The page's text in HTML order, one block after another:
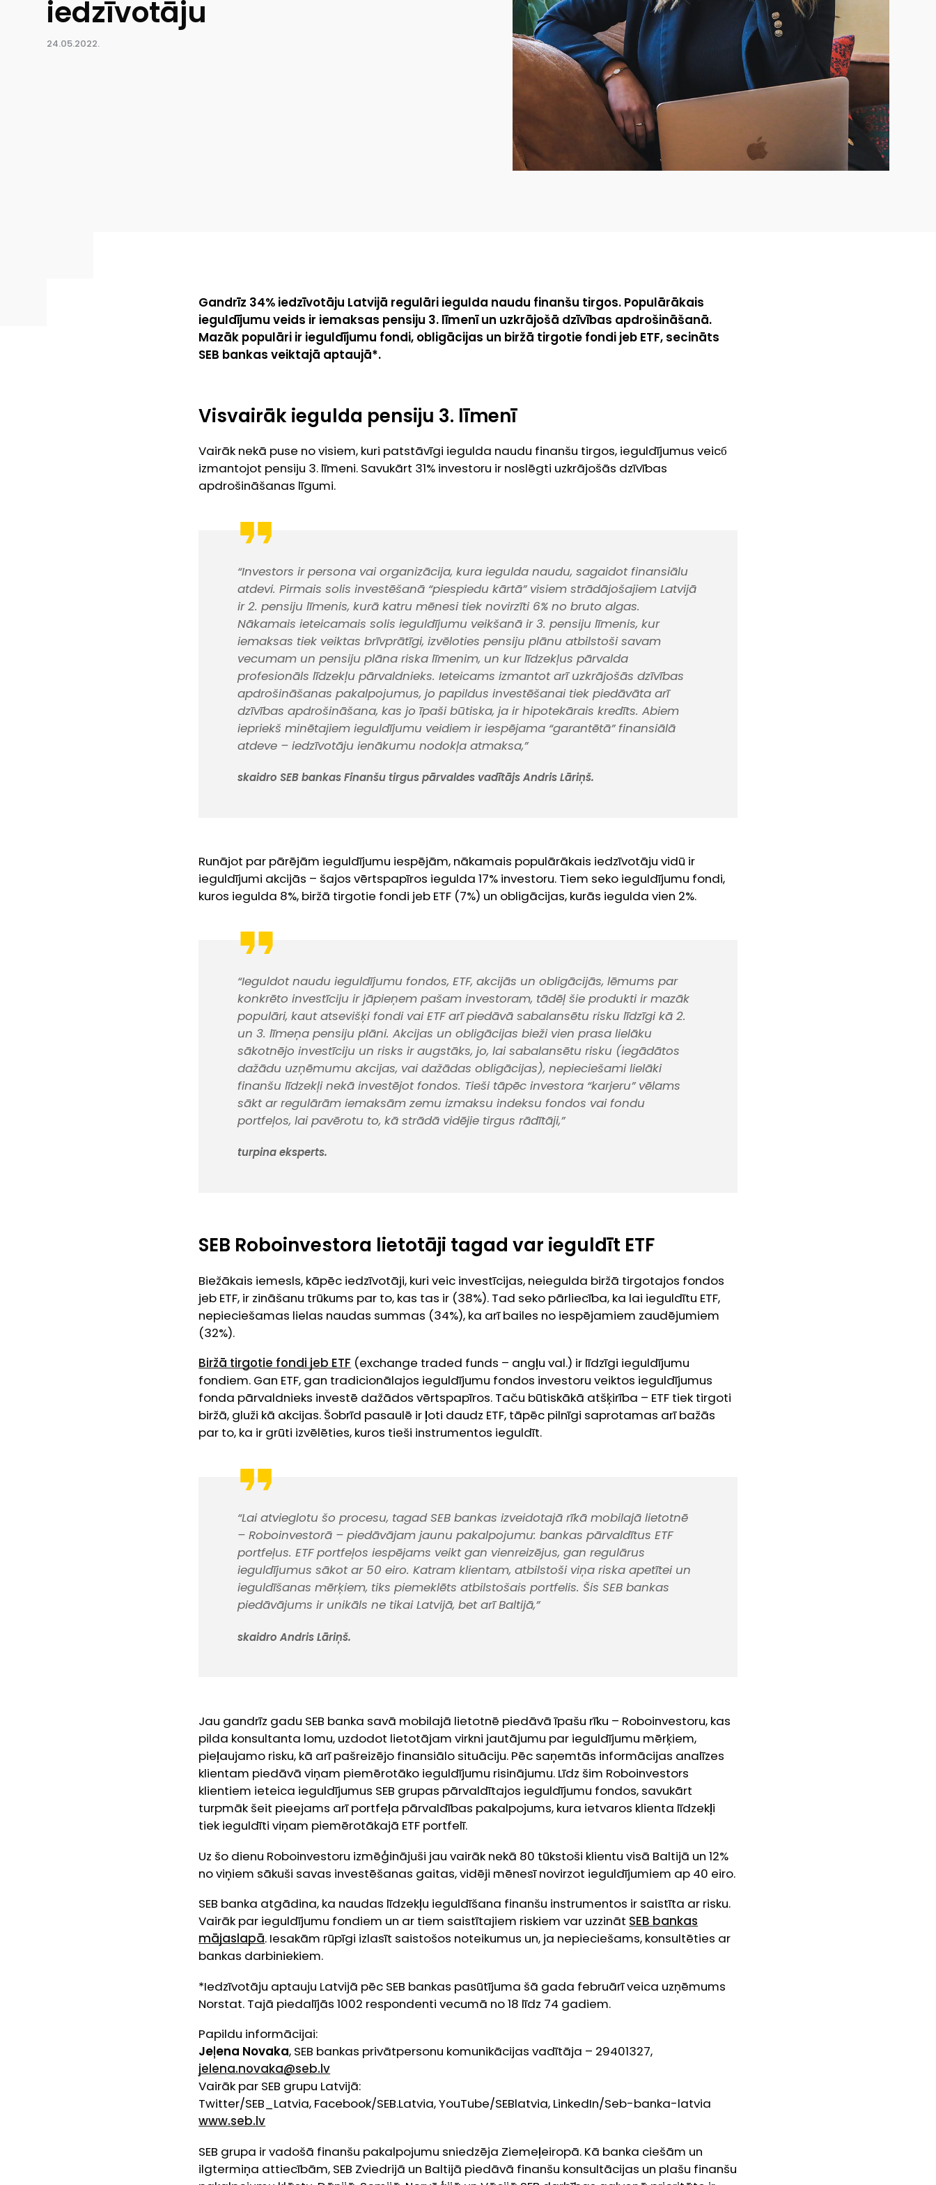
iedzīvotāju
24.05.2022.
Gandrīz 34% iedzīvotāju Latvijā regulāri iegulda naudu finanšu tirgos. Populārākais
ieguldījumu veids ir iemaksas pensiju 3. līmenī un uzkrājošā dzīvības apdrošināšanā.
Mazāk populāri ir ieguldījumu fondi, obligācijas un biržā tirgotie fondi jeb ETF, secināts
SEB bankas veiktajā aptaujā*.
Visvairāk iegulda pensiju 3. līmenī
Vairāk nekā puse no visiem, kuri patstāvīgi iegulda naudu finanšu tirgos, ieguldījumus veicб
izmantojot pensiju 3. līmeni. Savukārt 31% investoru ir noslēgti uzkrājošās dzīvības
apdrošināšanas līgumi.
“Investors ir persona vai organizācija, kura iegulda naudu, sagaidot finansiālu
atdevi. Pirmais solis investēšanā “piespiedu kārtā” visiem strādājošajiem Latvijā
ir 2. pensiju līmenis, kurā katru mēnesi tiek novirzīti 6% no bruto algas.
Nākamais ieteicamais solis ieguldījumu veikšanā ir 3. pensiju līmenis, kur
iemaksas tiek veiktas brīvprātīgi, izvēloties pensiju plānu atbilstoši savam
vecumam un pensiju plāna riska līmenim, un kur līdzekļus pārvalda
profesionāls līdzekļu pārvaldnieks. Ieteicams izmantot arī uzkrājošās dzīvības
apdrošināšanas pakalpojumus, jo papildus investēšanai tiek piedāvāta arī
dzīvības apdrošināšana, kas jo īpaši būtiska, ja ir hipotekārais kredīts. Abiem
iepriekš minētajiem ieguldījumu veidiem ir iespējama “garantētā” finansiālā
atdeve – iedzīvotāju ienākumu nodokļa atmaksa,”
skaidro SEB bankas Finanšu tirgus pārvaldes vadītājs Andris Lāriņš.
Runājot par pārējām ieguldījumu iespējām, nākamais populārākais iedzīvotāju vidū ir
ieguldījumi akcijās – šajos vērtspapīros iegulda 17% investoru. Tiem seko ieguldījumu fondi,
kuros iegulda 8%, biržā tirgotie fondi jeb ETF (7%) un obligācijas, kurās iegulda vien 2%.
“Ieguldot naudu ieguldījumu fondos, ETF, akcijās un obligācijās, lēmums par
konkrēto investīciju ir jāpieņem pašam investoram, tādēļ šie produkti ir mazāk
populāri, kaut atsevišķi fondi vai ETF arī piedāvā sabalansētu risku līdzīgi kā 2.
un 3. līmeņa pensiju plāni. Akcijas un obligācijas bieži vien prasa lielāku
sākotnējo investīciju un risks ir augstāks, jo, lai sabalansētu risku (iegādātos
dažādu uzņēmumu akcijas, vai dažādas obligācijas), nepieciešami lielāki
finanšu līdzekļi nekā investējot fondos. Tieši tāpēc investora “karjeru” vēlams
sākt ar regulārām iemaksām zemu izmaksu indeksu fondos vai fondu
portfeļos, lai pavērotu to, kā strādā vidējie tirgus rādītāji,”
turpina eksperts.
SEB Roboinvestora lietotāji tagad var ieguldīt ETF
Biežākais iemesls, kāpēc iedzīvotāji, kuri veic investīcijas, neiegulda biržā tirgotajos fondos
jeb ETF, ir zināšanu trūkums par to, kas tas ir (38%). Tad seko pārliecība, ka lai ieguldītu ETF,
nepieciešamas lielas naudas summas (34%), ka arī bailes no iespējamiem zaudējumiem
(32%).
Biržā tirgotie fondi jeb ETF (exchange traded funds – angļu val.) ir līdzīgi ieguldījumu
fondiem. Gan ETF, gan tradicionālajos ieguldījumu fondos investoru veiktos ieguldījumus
fonda pārvaldnieks investē dažādos vērtspapīros. Taču būtiskākā atšķirība – ETF tiek tirgoti
biržā, gluži kā akcijas. Šobrīd pasaulē ir ļoti daudz ETF, tāpēc pilnīgi saprotamas arī bažās
par to, ka ir grūti izvēlēties, kuros tieši instrumentos ieguldīt.
“Lai atvieglotu šo procesu, tagad SEB bankas izveidotajā rīkā mobilajā lietotnē
– Roboinvestorā – piedāvājam jaunu pakalpojumu: bankas pārvaldītus ETF
portfeļus. ETF portfeļos iespējams veikt gan vienreizējus, gan regulārus
ieguldījumus sākot ar 50 eiro. Katram klientam, atbilstoši viņa riska apetītei un
ieguldīšanas mērķiem, tiks piemeklēts atbilstošais portfelis. Šis SEB bankas
piedāvājums ir unikāls ne tikai Latvijā, bet arī Baltijā,”
skaidro Andris Lāriņš.
Jau gandrīz gadu SEB banka savā mobilajā lietotnē piedāvā īpašu rīku – Roboinvestoru, kas
pilda konsultanta lomu, uzdodot lietotājam virkni jautājumu par ieguldījumu mērķiem,
pieļaujamo risku, kā arī pašreizējo finansiālo situāciju. Pēc saņemtās informācijas analīzes
klientam piedāvā viņam piemērotāko ieguldījumu risinājumu. Līdz šim Roboinvestors
klientiem ieteica ieguldījumus SEB grupas pārvaldītajos ieguldījumu fondos, savukārt
turpmāk šeit pieejams arī portfeļa pārvaldības pakalpojums, kura ietvaros klienta līdzekļi
tiek ieguldīti viņam piemērotākajā ETF portfelī.
Uz šo dienu Roboinvestoru izmēģinājuši jau vairāk nekā 80 tūkstoši klientu visā Baltijā un 12%
no viņiem sākuši savas investēšanas gaitas, vidēji mēnesī novirzot ieguldījumiem ap 40 eiro.
SEB banka atgādina, ka naudas līdzekļu ieguldīšana finanšu instrumentos ir saistīta ar risku.
Vairāk par ieguldījumu fondiem un ar tiem saistītajiem riskiem var uzzināt SEB bankas
mājaslapā. Iesakām rūpīgi izlasīt saistošos noteikumus un, ja nepieciešams, konsultēties ar
bankas darbiniekiem.
*Iedzīvotāju aptauju Latvijā pēc SEB bankas pasūtījuma šā gada februārī veica uzņēmums
Norstat. Tajā piedalījās 1002 respondenti vecumā no 18 līdz 74 gadiem.
Papildu informācijai:
Jeļena Novaka, SEB bankas privātpersonu komunikācijas vadītāja – 29401327,
jelena.novaka@seb.lv
Vairāk par SEB grupu Latvijā:
Twitter/SEB_Latvia, Facebook/SEB.Latvia, YouTube/SEBlatvia, LinkedIn/Seb-banka-latvia
www.seb.lv
SEB grupa ir vadošā finanšu pakalpojumu sniedzēja Ziemeļeiropā. Kā banka ciešām un
ilgtermiņa attiecībām, SEB Zviedrijā un Baltijā piedāvā finanšu konsultācijas un plašu finanšu